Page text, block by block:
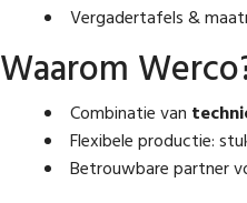
Vergadertafels &
Waarom
Combinatie van
Flexibele productie:
Betrouwbare partner